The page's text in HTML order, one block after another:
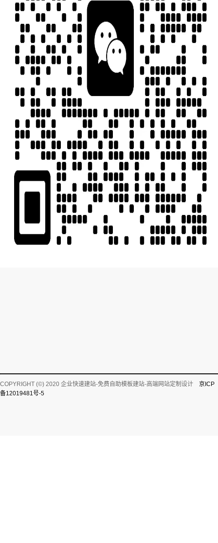
COPYRIGHT (©) 2020 企业快速建站-免费自助模板建站-高端网站定制设计
京ICP
备12019481号-5